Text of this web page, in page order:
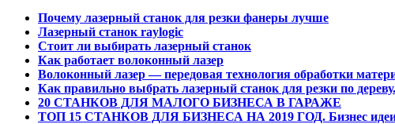
Почему лазерный станок для резки фанеры лучше
Лазерный станок raylogic
Стоит ли выбирать лазерный станок
Как работает волоконный лазер
Волоконный лазер — передовая технология обработки
Как правильно выбрать лазерный станок для резки по
20 СТАНКОВ ДЛЯ МАЛОГО БИЗНЕСА В ГАРАЖЕ
ТОП 15 СТАНКОВ ДЛЯ БИЗНЕСА НА 2019 ГОД. Бизнес идеи